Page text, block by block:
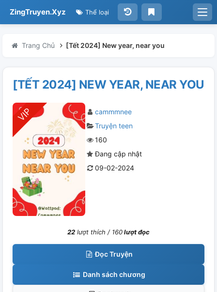
ZingTruyen.Xyz Thể loại
Trang Chủ [Tết 2024] New year, near you
[TẾT 2024] NEW YEAR, NEAR YOU
cammmnee
Truyện teen
160
Đang cập nhật
09-02-2024
22 lượt thích / 160lượt đọc
Đọc Truyện
Danh sách chương